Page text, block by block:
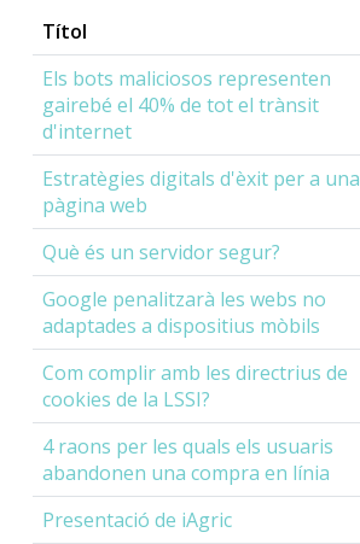
Títol
Els bots maliciosos representen
gairebé el 40% de tot el trànsit
d'internet
Estratègies digitals d'èxit per a una
pàgina web
Què és un servidor segur?
Google penalitzarà les webs no
adaptades a dispositius mòbils
Com complir amb les directrius de
cookies de la LSSI?
4 raons per les quals els usuaris
abandonen una compra en línia
Presentació de iAgric